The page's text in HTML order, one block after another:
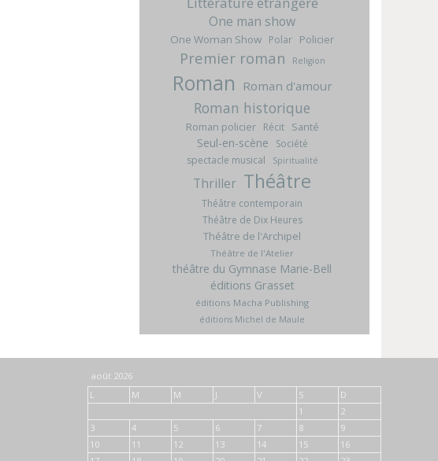
One man show
One Woman Show Polar Policier
Premier roman Religion
Roman Roman d'amour
Roman historique
Roman policier Récit Santé
Seul-en-scène
Société
spectacle musical
Spiritualité
Thriller Théâtre
Théâtre contemporain
Théâtre de Dix Heures
Théâtre de l'Archipel
Théâtre de l'Atelier
théâtre du Gymnase Marie-Bell
éditions Grasset
éditions Macha Publishing
éditions Michel de Maule
août 2026
L
M M J V S
D
1
2
3
4 5 6 7 8
9
10
11 12 13 14 15
16